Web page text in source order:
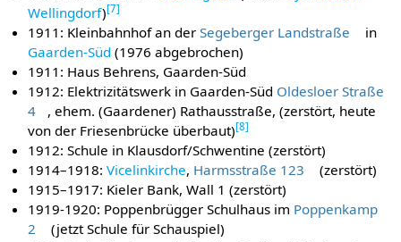
Wellingdorf)[7]
1911: Kleinbahnhof an derSegeberger Landstraße
in
Gaarden-Süd (1976 abgebrochen)
1911: Haus Behrens, Gaarden-Süd
1912: Elektrizitätswerk in Gaarden-Süd Oldesloer Straße
4
, ehem. (Gaardener) Rathausstraße, (zerstört, heute
von der Friesenbrücke überbaut)[8]
1912: Schule in Klausdorf/Schwentine (zerstört)
1914–1918:Vicelinkirche, Harmsstraße 123
(zerstört)
1915–1917: Kieler Bank, Wall 1 (zerstört)
1919-1920: Poppenbrügger Schulhaus im Poppenkamp
2
(jetzt Schule für Schauspiel)